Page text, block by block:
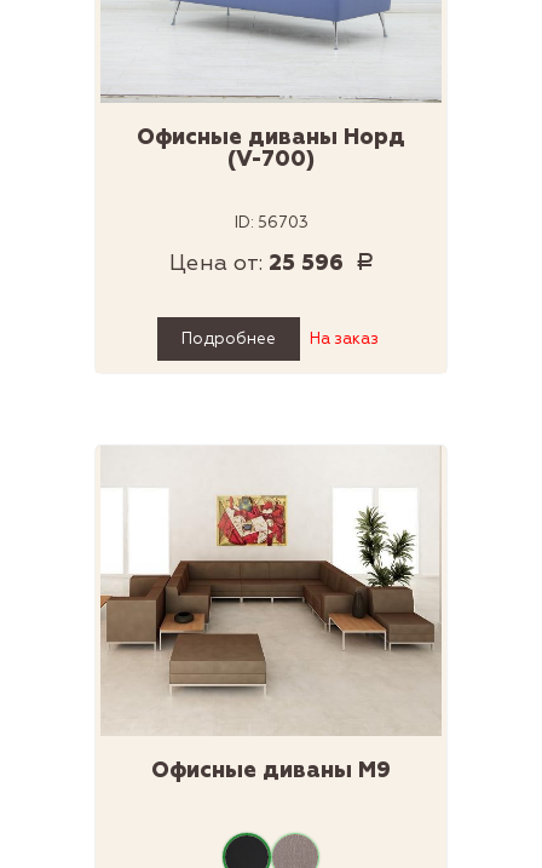
Офисные диваны Норд
(V-700)
ID: 56703
Цена от: 25 596 Р
Подробнее На заказ
Офисные диваны М9